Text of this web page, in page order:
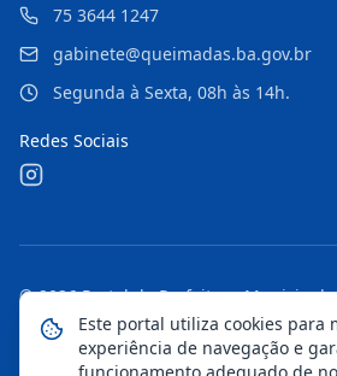
75 3644 1247
gabinete@queimadas.ba.gov.br
Segunda à Sexta, 08h às 14h.
Redes Sociais
©2026 Portal da Prefeitura Municipal
Todos os direitos reservados.
Mapa do Site
Notícias
Este portal utiliza cookies para
experiência de navegação e